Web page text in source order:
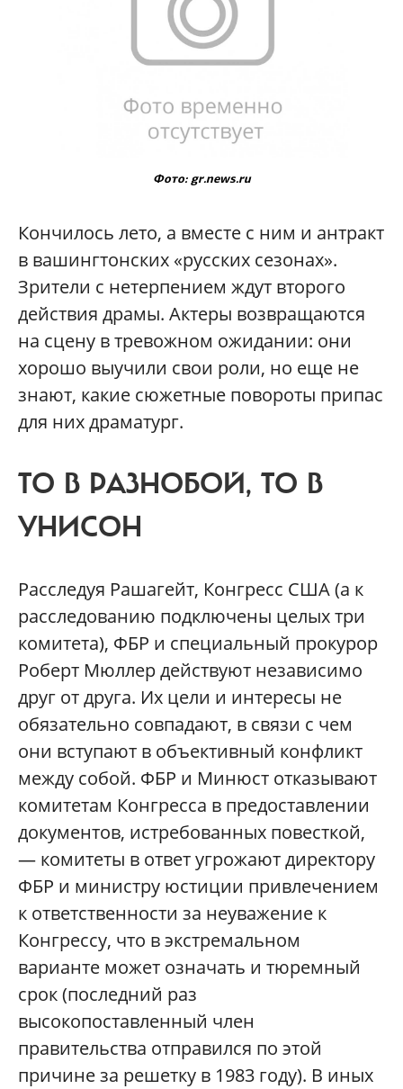
Фото: gr.news.ru
Кончилось лето, а вместе с ним и антракт
в вашингтонских «русских сезонах».
Зрители с нетерпением ждут второго
действия драмы. Актеры возвращаются
на сцену в тревожном ожидании: они
хорошо выучили свои роли, но еще не
знают, какие сюжетные повороты припас
для них драматург.
ТО В РАЗНОБОЙ, ТО В
УНИСОН
Расследуя Рашагейт, Конгресс США (а к
расследованию подключены целых три
комитета), ФБР и специальный прокурор
Роберт Мюллер действуют независимо
друг от друга. Их цели и интересы не
обязательно совпадают, в связи с чем
они вступают в объективный конфликт
между собой. ФБР и Минюст отказывают
комитетам Конгресса в предоставлении
документов, истребованных повесткой,
— комитеты в ответ угрожают директору
ФБР и министру юстиции привлечением
к ответственности за неуважение к
Конгрессу, что в экстремальном
варианте может означать и тюремный
срок (последний раз
высокопоставленный член
правительства отправился по этой
причине за решетку в 1983 году). В иных